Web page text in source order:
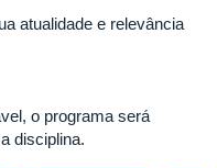
atualidade e relevância
o programa será
disciplina.